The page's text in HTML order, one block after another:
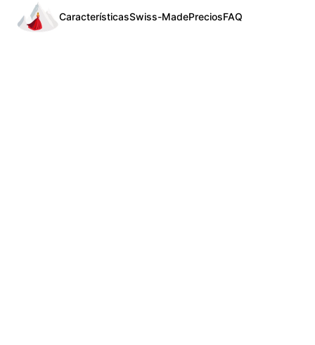
CaracterísticasSwiss-MadePreciosFAQ